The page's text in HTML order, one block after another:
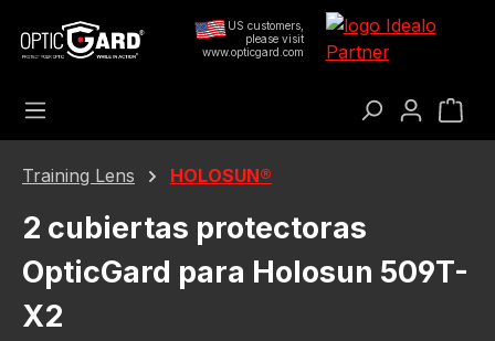
Saltar al contenido principalUS customers,
please visit
www.opticgard.com
El
Training Lens HOLOSUN®
2 cubiertas protectoras
OpticGard para Holosun 509T-
X2